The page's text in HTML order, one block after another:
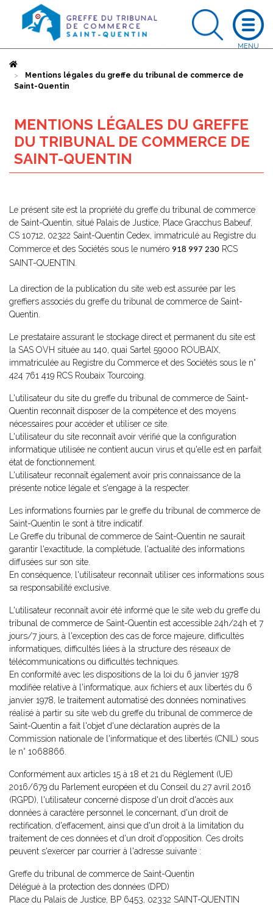
Mentions légales du greffe du tribunal de commerce de
Saint-Quentin
MENTIONS LÉGALES DU GREFFE
DU TRIBUNAL DE COMMERCE DE
SAINT-QUENTIN
Le présent site est la propriété du greffe du tribunal de commerce
de Saint-Quentin, situé Palais de Justice, Place Gracchus Babeuf,
CS 10712, 02322 Saint-Quentin Cedex, immatriculé au Registre du
Commerce et des Sociétés sous le numéro 918 997 230 RCS
SAINT-QUENTIN.
La direction de la publication du site web est assurée par les
greffiers associés du greffe du tribunal de commerce de Saint-
Quentin.
Le prestataire assurant le stockage direct et permanent du site est
la SAS OVH située au 140, quai Sartel 59000 ROUBAIX,
immatriculée au Registre du Commerce et des Sociétés sous le n°
424 761 419 RCS Roubaix Tourcoing.
L'utilisateur du site du greffe du tribunal de commerce de Saint-
Quentin reconnaît disposer de la compétence et des moyens
nécessaires pour accéder et utiliser ce site.
L'utilisateur du site reconnaît avoir vérifié que la configuration
informatique utilisée ne contient aucun virus et qu'elle est en parfait
état de fonctionnement.
L'utilisateur reconnaît également avoir pris connaissance de la
présente notice légale et s'engage à la respecter.
Les informations fournies par le greffe du tribunal de commerce de
Saint-Quentin le sont à titre indicatif.
Le Greffe du tribunal de commerce de Saint-Quentin ne saurait
garantir l'exactitude, la complétude, l'actualité des informations
diffusées sur son site.
En conséquence, l'utilisateur reconnaît utiliser ces informations sous
sa responsabilité exclusive.
L'utilisateur reconnaît avoir été informé que le site web du greffe du
tribunal de commerce de Saint-Quentin est accessible 24h/24h et 7
jours/7 jours, à l'exception des cas de force majeure, difficultés
informatiques, difficultés liées à la structure des réseaux de
télécommunications ou difficultés techniques.
En conformité avec les dispositions de la loi du 6 janvier 1978
modifiée relative à l'informatique, aux fichiers et aux libertés du 6
janvier 1978, le traitement automatisé des données nominatives
réalisé à partir su site web du greffe du tribunal de commerce de
Saint-Quentin a fait l'objet d'une déclaration auprès de la
Commission nationale de l'informatique et des libertés (CNIL) sous
le n° 1068866.
Conformément aux articles 15 à 18 et 21 du Réglement (UE)
2016/679 du Parlement européen et du Conseil du 27 avril 2016
(RGPD), l'utilisateur concerné dispose d'un droit d'accès aux
données à caractère personnel le concernant, d'un droit de
rectification, d'effacement, ainsi que d'un droit à la limitation du
traitement de ces données et d'un droit d'opposition. Ces droits
peuvent s'exercer par courrier à l'adresse suivante :
Greffe du tribunal de commerce de Saint-Quentin
Délégué à la protection des données (DPD)
Place du Palais de Justice, BP 6453, 02332 SAINT-QUENTIN